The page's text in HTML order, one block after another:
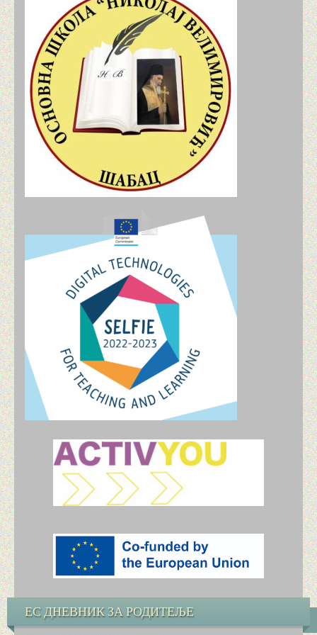
ПРИМЕРИ ДОБРЕ ПРАКСЕ
ПЕДАГОГИЈА
ПСИХОЛОШКИ КУТАК
УЧЕНИЧКИ ПАРЛАМЕНТ
ПРОДУЖЕНИ БОРАВАК
ПРОЈЕКТИ
ПАРТНЕРСТВО ЗА ПРАВЕДНО КВАЛИТЕТНО
ШКОЛА ЗА 21. ВЕК
МОЈ ГРАД У БУДУЋНОСТИ
„ACTIV YOU“ ПРОЈЕКАТ ERASMUS+
„BREAKING THE CHAINS: BUILDING HEALTHY
СПОЉАШЊЕ ВРЕДНОВАЊЕ ШКОЛЕ
СРПСКИ ЈЕЗИК И КЊИЖЕВНОСТ
ТАКМИЧЕЊА ИЗ СРПСКОГ ЈЕЗИКА И
МАТЕМАТИКА
ФИЗИКА
ЕС ДНЕВНИК ЗА РОДИТЕЉЕ